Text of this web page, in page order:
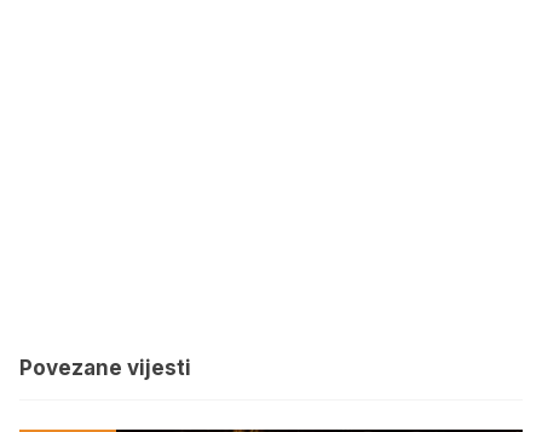
Povezane vijesti